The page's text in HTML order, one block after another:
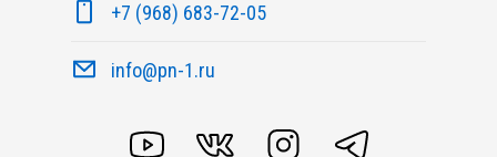
+7 (968) 683-72-05
info@pn-1.ru
YOUTUBE VK INSTAGRAMTELEGRAM